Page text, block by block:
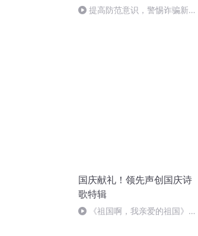
提高防范意识，警惕诈骗新手
国庆献礼！领先声创国庆诗
歌特辑
《祖国啊，我亲爱的祖国》温